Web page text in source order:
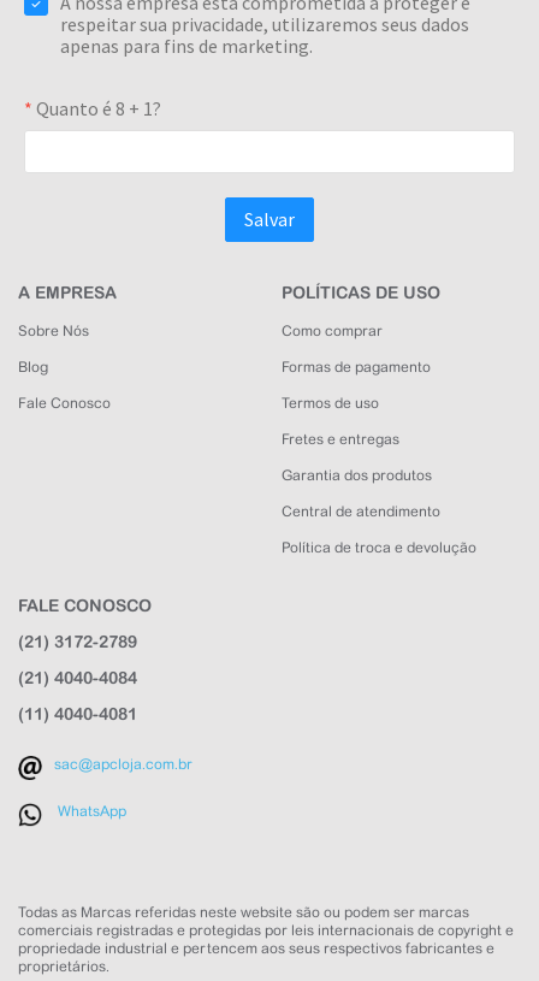
A EMPRESA
Sobre Nós
Blog
Fale Conosco
POLÍTICAS DE USO
Como comprar
Formas de pagamento
Termos de uso
Fretes e entregas
Garantia dos produtos
Central de atendimento
Política de troca e devolução
FALE CONOSCO
(21) 3172-2789
(21) 4040-4084
(11) 4040-4081
sac@apcloja.com.br
WhatsApp
Todas as Marcas referidas neste website são ou podem ser marcas
comerciais registradas e protegidas por leis internacionais de copyright e
propriedade industrial e pertencem aos seus respectivos fabricantes e
proprietários.
EMAIL